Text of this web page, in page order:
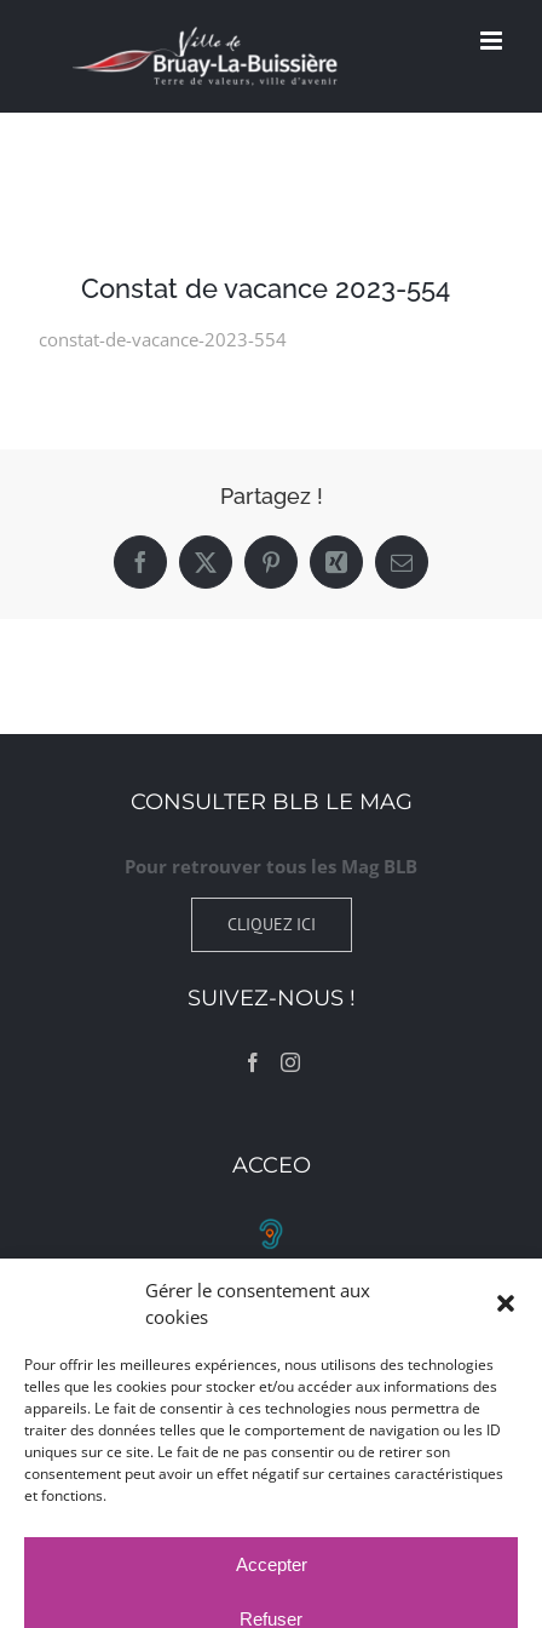
Gérer le consentement aux
cookies
Pour offrir les meilleures expériences, nous utilisons des technologies
telles que les cookies pour stocker et/ou accéder aux informations des
appareils. Le fait de consentir à ces technologies nous permettra de
traiter des données telles que le comportement de navigation ou les ID
uniques sur ce site. Le fait de ne pas consentir ou de retirer son
consentement peut avoir un effet négatif sur certaines caractéristiques
et fonctions.
Accepter
Refuser
Constat de vacance 2023-554
constat-de-vacance-2023-554
Partagez !
Facebook
X PinterestXing Email
CONSULTER BLB LE MAG
Pour retrouver tous les Mag BLB
CLIQUEZ ICI
SUIVEZ-NOUS !
ACCEO
RETROUVEZ-NOUS
Toutes nos adresses, coordonnées et horaires
d'ouverture
CLIQUEZ ICI